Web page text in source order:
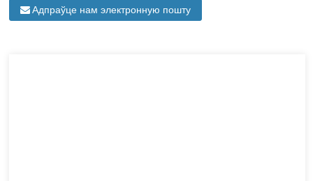
Адпраўце нам электронную пошту